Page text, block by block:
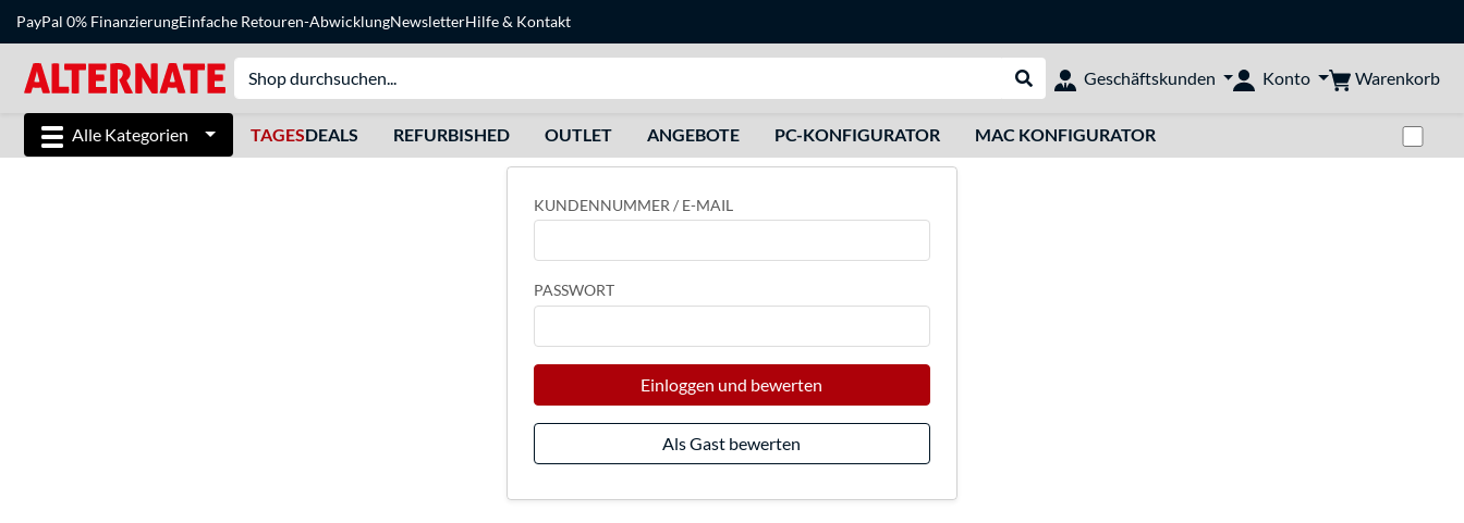
PayPal 0% FinanzierungEinfache Retouren-AbwicklungNewsletterHilfe& Kontakt
Suche durchführen
Geschäftskunden Konto Warenkorb
Alle Kategorien TAGESDEALS REFURBISHED OUTLET ANGEBOTE PC-KONFIGURATOR MAC KONFIGURATOR
KUNDENNUMMER / E-MAIL
PASSWORT
Einloggen und bewerten
Als Gast bewerten